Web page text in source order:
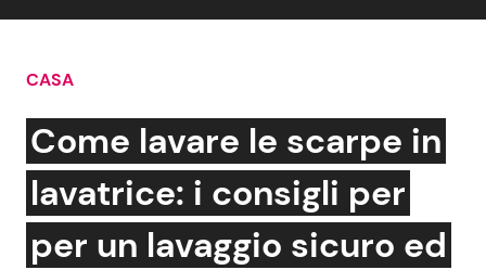
Cerca:
News e Cronaca
Attualità Italiana
Gossip e TV
Bellezze VIP
CASA
Come lavare le scarpe in
lavatrice: i consigli per
per un lavaggio sicuro ed